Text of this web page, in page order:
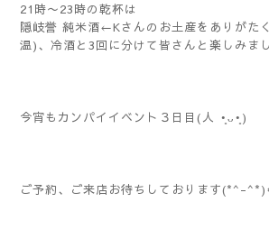
21時〜23時の乾杯は
隠岐誉 純米酒←Kさんのお土産をありがた
温)、冷酒と3回に分けて皆さんと楽しみま
今宵もカンパイイベント３日目(⁠人⁠ ⁠•͈⁠ᴗ⁠•͈⁠)
ご予約、ご来店お待ちしております(*^-